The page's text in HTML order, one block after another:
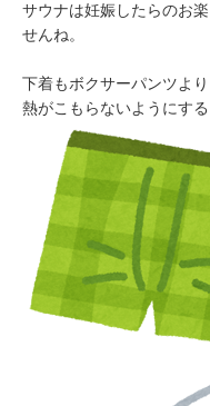
サウナは妊娠したらのお
せんね。
下着もボクサーパンツよ
熱がこもらないようにする